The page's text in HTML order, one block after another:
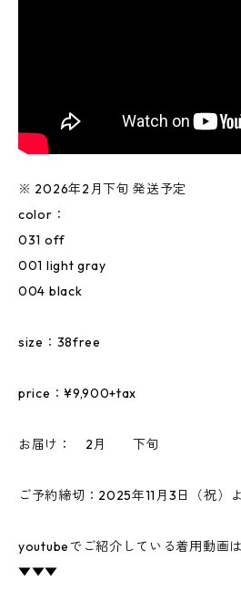
※ 2026年2月下旬 発送予定
color：
031 off
001 light gray
004 black
size：38free
price：¥9,900+tax
お届け： 2月 下旬
ご予約締切：2025年11月3日（祝）
youtubeでご紹介している着用動画
▼▼▼